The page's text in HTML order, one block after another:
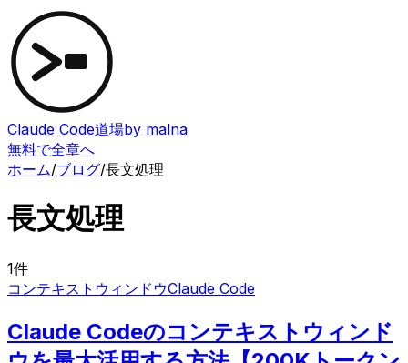
Claude Code道場by malna
無料で全章へ
ホーム/ブログ/長文処理
長文処理
1件
コンテキストウィンドウClaude Code
Claude Codeのコンテキストウィンド